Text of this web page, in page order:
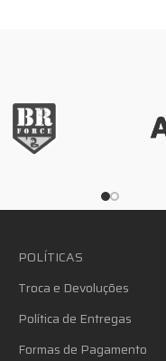
POLÍTICAS
Troca e Devoluções
Política de Entregas
Formas de Pagamento